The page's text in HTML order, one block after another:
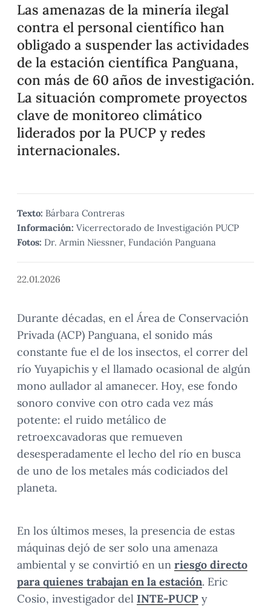
Las amenazas de la minería ilegal
contra el personal científico han
obligado a suspender las actividades
de la estación científica Panguana,
con más de 60 años de investigación.
La situación compromete proyectos
clave de monitoreo climático
liderados por la PUCP y redes
internacionales.
Texto: Bárbara Contreras
Información: Vicerrectorado de Investigación PUCP
Fotos: Dr. Armin Niessner, Fundación Panguana
22.01.2026
Durante décadas, en el Área de Conservación
Privada (ACP) Panguana, el sonido más
constante fue el de los insectos, el correr del
río Yuyapichis y el llamado ocasional de algún
mono aullador al amanecer. Hoy, ese fondo
sonoro convive con otro cada vez más
potente: el ruido metálico de
retroexcavadoras que remueven
desesperadamente el lecho del río en busca
de uno de los metales más codiciados del
planeta.
En los últimos meses, la presencia de estas
máquinas dejó de ser solo una amenaza
ambiental y se convirtió en un riesgo directo
para quienes trabajan en la estación. Eric
Cosio, investigador del INTE-PUCP y